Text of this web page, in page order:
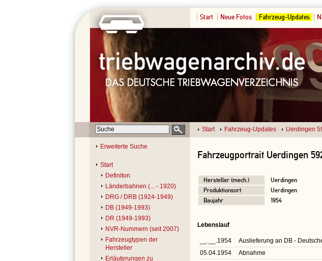
Start Neue Fotos Fahrzeug-Updates
Start Fahrzeug-Updates Uerdingen
Erweiterte Suche
Start
Definiton
Länderbahnen (... - 1920)
DRG / DRB (1924-1949)
DB (1949-1993)
DR (1949-1993)
NVR-Nummern (seit 2007)
Fahrzeugtypen der
Hersteller
Erläuterungen zu
Fahrzeugportrait Uerdingen
Hersteller (mech.) Uerdingen
Produktionsort
Uerdingen
Baujahr
1954
Lebenslauf
__.__.1954 Auslieferung an DB -
05.04.1954
Abnahme